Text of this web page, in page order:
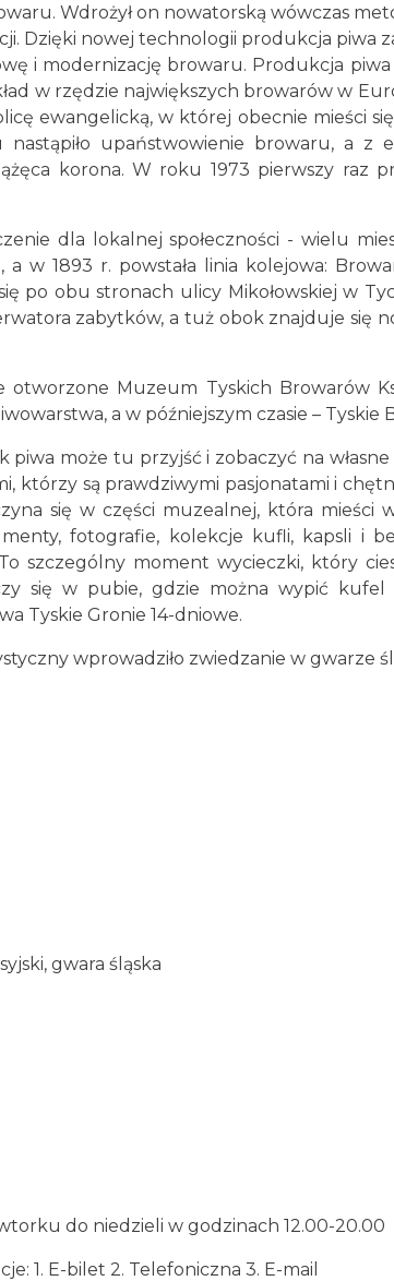
Wdrożył on nowatorską wówczas
Dzięki nowej technologii produkcja piwa
i modernizację browaru. Produkcja piwa
w rzędzie największych browarów w
ewangelicką, w której obecnie mieści
nastąpiło upaństwowienie browaru, a z
korona. W roku 1973 pierwszy raz
dla lokalnej społeczności - wielu
w 1893 r. powstała linia kolejowa:
po obu stronach ulicy Mikołowskiej w
zabytków, a tuż obok znajduje się
otworzone Muzeum Tyskich Browarów
a w późniejszym czasie – Tyskie
może tu przyjść i zobaczyć na własne
którzy są prawdziwymi pasjonatami i
się w części muzealnej, która mieści
fotografie, kolekcje kufli, kapsli i
szczególny moment wycieczki, który
się w pubie, gdzie można wypić kufel
Tyskie Gronie 14-dniowe.
wprowadziło zwiedzanie w gwarze
gwara śląska
do niedzieli w godzinach 12.00-20.00
1. E-bilet 2. Telefoniczna 3. E-mail